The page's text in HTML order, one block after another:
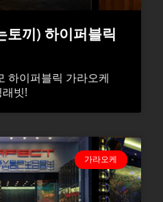
토끼) 하이퍼블릭
하이퍼블릭 가라오케
빗!
가라오케